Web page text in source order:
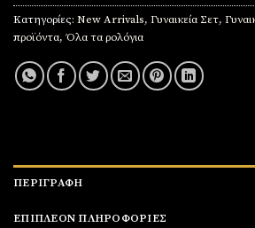
Κατηγορίες: New Arrivals, Γυναικεία Σετ,
προϊόντα, Όλα τα ρολόγια
ΠΕΡΙΓΡΑΦΉ
ΕΠΙΠΛΈΟΝ ΠΛΗΡΟΦΟΡΊΕΣ